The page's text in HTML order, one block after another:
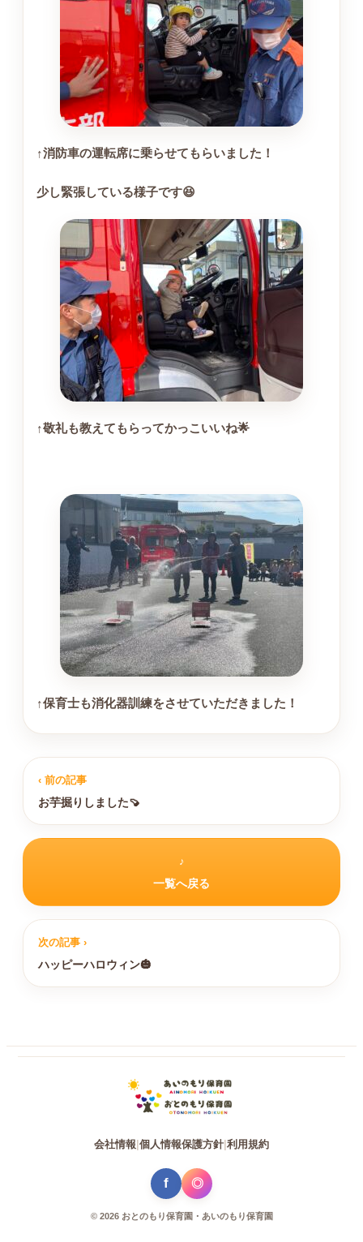
↑消防車の運転席に乗らせてもらいました！
少し緊張している様子です😆
↑敬礼も教えてもらってかっこいいね🌟
↑保育士も消化器訓練をさせていただきました！
‹ 前の記事
お芋掘りしました🍠
♪
一覧へ戻る
次の記事 ›
ハッピーハロウィン🎃
会社情報 個人情報保護方針 利用規約
f ◎
© 2026 おとのもり保育園・あいのもり保育園